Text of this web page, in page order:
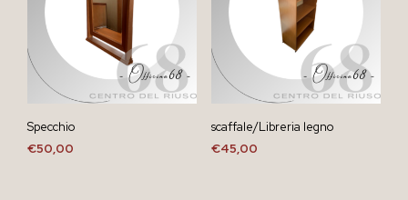
Specchio
€50,00
scaffale/Libreria legno
€45,00